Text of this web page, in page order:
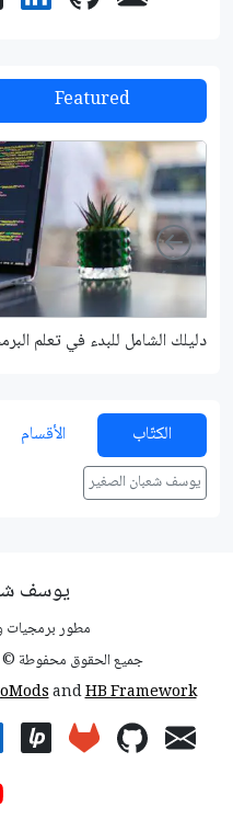
Featured
دليلك الشامل للبدء في تعلم
Left
الكتّاب الأقسام
يوسف شعبان الصغير
يوسف
مطور برمجيات
جميع الحقوق محفوطة © 2013-2026 yshalsager.
andHB Framework